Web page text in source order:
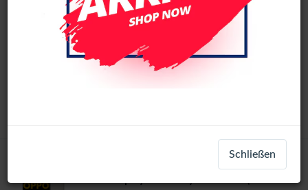
Oppo Reno4 Z 5G / A92s / Realme 6 Pro
Original LCD Display Assembly No Frame
(All Colors)
LCD-1010208
Schließen